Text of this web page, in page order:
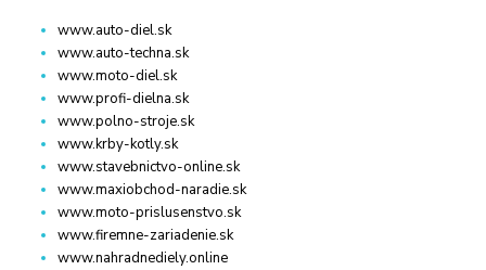
www.auto-diel.sk
www.auto-techna.sk
www.moto-diel.sk
www.profi-dielna.sk
www.polno-stroje.sk
www.krby-kotly.sk
www.stavebnictvo-online.sk
www.maxiobchod-naradie.sk
www.moto-prislusenstvo.sk
www.firemne-zariadenie.sk
www.nahradnediely.online